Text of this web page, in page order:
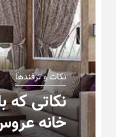
نکات و ترفندها
نکاتی که
خانه